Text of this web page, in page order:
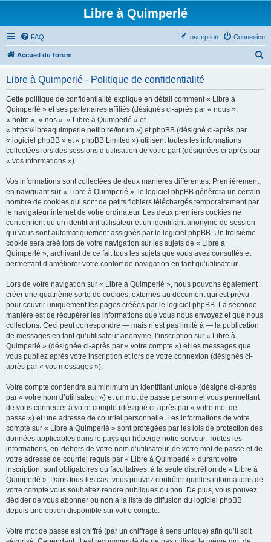
Libre à Quimperlé
FAQ Connexion
Inscription
Accueil du forum
Libre à Quimperlé - Politique de confidentialité
Cette politique de confidentialité explique en détail comment « Libre à
Quimperlé » et ses partenaires affiliés (désignés ci-après par « nous »,
« notre », « nos », « Libre à Quimperlé » et
« https://libreaquimperle.netlib.re/forum ») et phpBB (désigné ci-après par
« logiciel phpBB » et « phpBB Limited ») utilisent toutes les informations
collectées lors des sessions d’utilisation de votre part (désignées ci-après par
« vos informations »).
Vos informations sont collectées de deux manières différentes. Premièrement,
en naviguant sur « Libre à Quimperlé », le logiciel phpBB génèrera un certain
nombre de cookies qui sont de petits fichiers téléchargés temporairement par
le navigateur internet de votre ordinateur. Les deux premiers cookies ne
contiennent qu’un identifiant utilisateur et un identifiant anonyme de session
qui vous sont automatiquement assignés par le logiciel phpBB. Un troisième
cookie sera créé lors de votre navigation sur les sujets de « Libre à
Quimperlé », archivant de ce fait tous les sujets que vous avez consultés et
permettant d’améliorer votre confort de navigation en tant qu’utilisateur.
Lors de votre navigation sur « Libre à Quimperlé », nous pouvons également
créer une quatrième sorte de cookies, externes au document qui est prévu
pour couvrir uniquement les pages créées par le logiciel phpBB. La seconde
manière est de récupérer les informations que vous nous envoyez et que nous
collectons. Ceci peut correspondre — mais n’est pas limité à — la publication
de messages en tant qu’utilisateur anonyme, l’inscription sur « Libre à
Quimperlé » (désignée ci-après par « votre compte ») et les messages que
vous publiez après votre inscription et lors de votre connexion (désignés ci-
après par « vos messages »).
Votre compte contiendra au minimum un identifiant unique (désigné ci-après
par « votre nom d’utilisateur ») et un mot de passe personnel vous permettant
de vous connecter à votre compte (désigné ci-après par « votre mot de
passe ») et une adresse de courriel personnelle. Les informations de votre
compte sur « Libre à Quimperlé » sont protégées par les lois de protection des
données applicables dans le pays qui héberge notre serveur. Toutes les
informations, en-dehors de votre nom d’utilisateur, de votre mot de passe et de
votre adresse de courriel requis par « Libre à Quimperlé » durant votre
inscription, sont obligatoires ou facultatives, à la seule discrétion de « Libre à
Quimperlé ». Dans tous les cas, vous pouvez contrôler quelles informations de
votre compte vous souhaitez rendre publiques ou non. De plus, vous pouvez
décider de vous abonner ou non à la liste de diffusion du logiciel phpBB
depuis une option disponible sur votre compte.
Votre mot de passe est chiffré (par un chiffrage à sens unique) afin qu’il soit